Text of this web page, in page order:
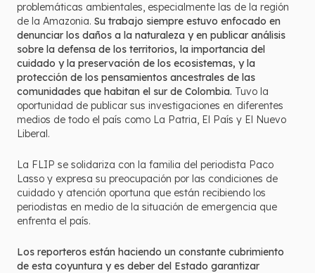
problemáticas ambientales, especialmente las de la región
de la Amazonia. Su trabajo siempre estuvo enfocado en
denunciar los daños a la naturaleza y en publicar análisis
sobre la defensa de los territorios, la importancia del
cuidado y la preservación de los ecosistemas, y la
protección de los pensamientos ancestrales de las
comunidades que habitan el sur de Colombia. Tuvo la
oportunidad de publicar sus investigaciones en diferentes
medios de todo el país como La Patria, El País y El Nuevo
Liberal.
La FLIP se solidariza con la familia del periodista Paco
Lasso y expresa su preocupación por las condiciones de
cuidado y atención oportuna que están recibiendo los
periodistas en medio de la situación de emergencia que
enfrenta el país.
Los reporteros están haciendo un constante cubrimiento
de esta coyuntura y es deber del Estado garantizar